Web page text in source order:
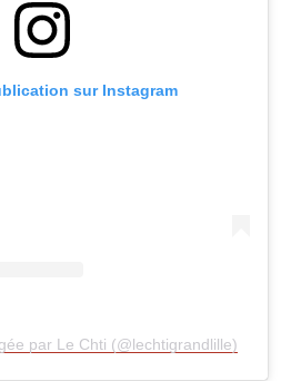
sur Instagram
par Le Chti (@lechtigrandlille)